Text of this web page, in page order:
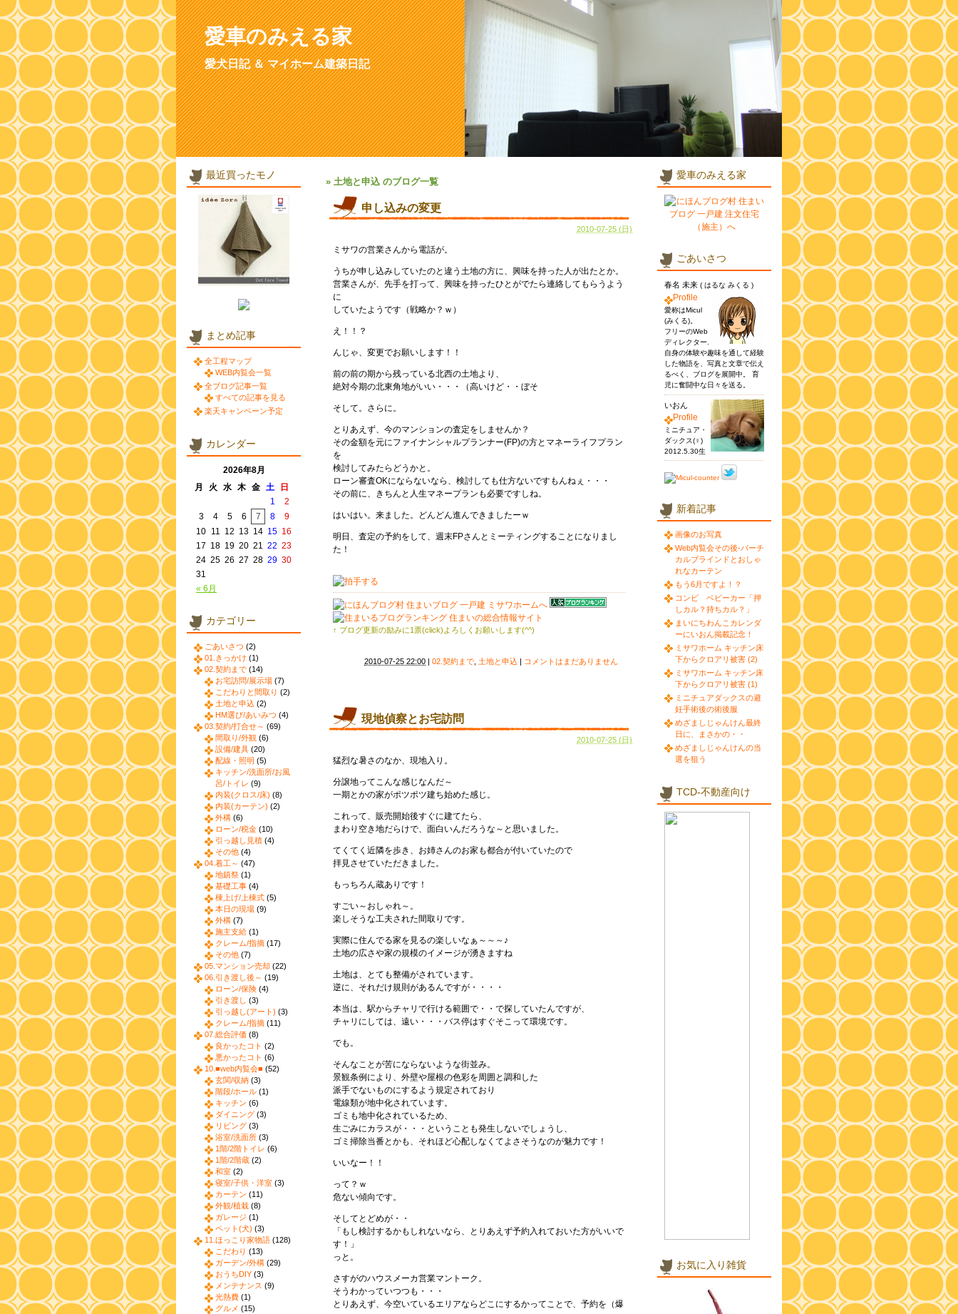
愛車のみえる家
愛犬日記 ＆ マイホーム建築日記
» 土地と申込 のブログ一覧
申し込みの変更
2010-07-25 (日)
ミサワの営業さんから電話が。
うちが申し込みしていたのと違う土地の方に、興味を持った人が出たとか。
営業さんが、先手を打って、興味を持ったひとがでたら連絡してもらうよう
に
していたようです（戦略か？ｗ）
え！！？
んじゃ、変更でお願いします！！
前の前の期から残っている北西の土地より、
絶対今期の北東角地がいい・・・（高いけど・・ぼそ
そして。さらに。
とりあえず、今のマンションの査定をしませんか？
その金額を元にファイナンシャルプランナー(FP)の方とマネーライフプラン
を
検討してみたらどうかと。
ローン審査OKにならないなら、検討しても仕方ないですもんねぇ・・・
その前に、きちんと人生マネープランも必要ですしね。
はいはい。来ました。どんどん進んできましたーｗ
明日、査定の予約をして、週末FPさんとミーティングすることになりまし
た！
↑ ブログ更新の励みに1票(click)よろしくお願いします(^^)
2010-07-25 22:00 | 02.契約まで 土地と申込 | コメントはまだありません
現地偵察とお宅訪問
2010-07-25 (日)
猛烈な暑さのなか、現地入り。
分譲地ってこんな感じなんだ～
一期とかの家がポツポツ建ち始めた感じ。
これって、販売開始後すぐに建てたら、
まわり空き地だらけで、面白いんだろうな～と思いました。
てくてく近隣を歩き、お姉さんのお家も都合が付いていたので
拝見させていただきました。
もっちろん蔵ありです！
すごい～おしゃれ～。
楽しそうな工夫された間取りです。
実際に住んでる家を見るの楽しいなぁ～～～♪
土地の広さや家の規模のイメージが湧きますね
土地は、とても整備がされています。
逆に、それだけ規則があるんですが・・・・
本当は、駅からチャリで行ける範囲で・・で探していたんですが、
チャリにしては、遠い・・・バス停はすぐそこって環境です。
でも。
そんなことが苦にならないような街並み。
景観条例により、外壁や屋根の色彩を周囲と調和した
派手でないものにするよう規定されており
電線類が地中化されています。
ゴミも地中化されているため、
生ごみにカラスが・・・ということも発生しないでしょうし、
ゴミ掃除当番とかも、それほど心配しなくてよさそうなのが魅力です！
いいなー！！
って？ｗ
危ない傾向です。
そしてとどめが・・
「もし検討するかもしれないなら、とりあえず予約入れておいた方がいいで
す！」
っと。
さすがのハウスメーカ営業マントーク。
そうわかっていつつも・・・
とりあえず、今空いているエリアならどこにするかってことで、予約を（爆
最近買ったモノ
まとめ記事
全工程マップ
WEB内覧会一覧
全ブログ記事一覧
すべての記事を見る
楽天キャンペーン予定
カレンダー
2026年8月
月
火 水 木 金 土 日
« 6月
1
2
3
4 5 6 7 8
9
10 11 12 13 14 15 16
17 18 19 20 21 22 23
24 25 26 27 28 29 30
31
カテゴリー
ごあいさつ (2)
01.きっかけ (1)
02.契約まで (14)
お宅訪問/展示場 (7)
こだわりと間取り (2)
土地と申込 (2)
HM選び/あいみつ (4)
03.契約/打合せ～ (69)
間取り/外観 (6)
設備/建具 (20)
配線・照明 (5)
キッチン/洗面所/お風
呂/トイレ (9)
内装(クロス/床) (8)
内装(カーテン) (2)
外構 (6)
ローン/税金 (10)
引っ越し見積 (4)
その他 (4)
04.着工～ (47)
地鎮祭 (1)
基礎工事 (4)
棟上げ/上棟式 (5)
本日の現場 (9)
外構 (7)
施主支給 (1)
クレーム/指摘 (17)
その他 (7)
05.マンション売却 (22)
06.引き渡し後～ (19)
ローン/保険 (4)
引き渡し (3)
引っ越し(アート) (3)
クレーム/指摘 (11)
07.総合評価 (8)
良かったコト (2)
悪かったコト (6)
10.■web内覧会■ (52)
玄関/収納 (3)
階段/ホール (1)
キッチン (6)
ダイニング (3)
リビング (3)
浴室/洗面所 (3)
1階/2階トイレ (6)
1階/2階蔵 (2)
和室 (2)
寝室/子供・洋室 (3)
カーテン (11)
外観/植栽 (8)
ガレージ (1)
ペット(犬) (3)
11.ほっこり家物語 (128)
こだわり (13)
ガーデン/外構 (29)
おうちDIY (3)
メンテナンス (9)
光熱費 (1)
グルメ (15)
愛車のみえる家
ごあいさつ
春名 未来 ( はるな みくる )
Profile
愛称はMicul
(みくる)。
フリーのWeb
ディレクター.
自身の体験や趣味を通して経験
した物語を、写真と文章で伝え
るべく、ブログを展開中。 育
児に奮闘中な日々を送る。
いおん
Profile
ミニチュア・
ダックス(♀)
2012.5.30生
新着記事
画像のお写真
Web内覧会その後-バーチ
カルブラインドとおしゃ
れなカーテン
もう6月ですよ！？
コンビ ベビーカー「押
しカル？持ちカル？」
まいにちわんこカレンダ
ーにいおん掲載記念！
ミサワホーム キッチン床
下からクロアリ被害 (2)
ミサワホーム キッチン床
下からクロアリ被害 (1)
ミニチュアダックスの避
妊手術後の術後服
めざましじゃんけん最終
日に、まさかの・・
めざましじゃんけんの当
選を狙う
TCD-不動産向け
お気に入り雑貨